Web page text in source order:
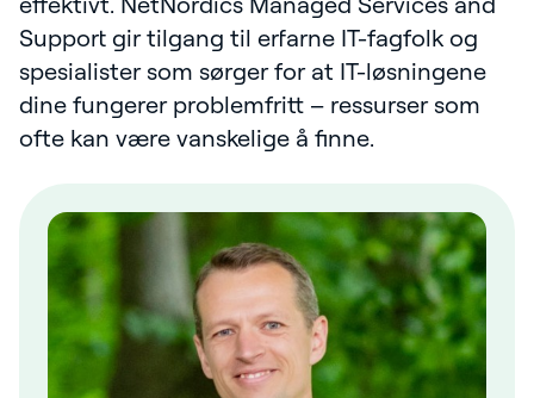
Support gir tilgang til erfarne IT-fagfolk og
spesialister som sørger for at IT-løsningene
dine fungerer problemfritt – ressurser som
ofte kan være vanskelige å finne.